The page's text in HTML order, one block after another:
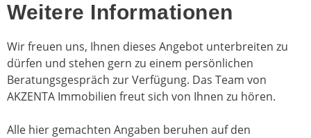
Weitere Informationen
Wir freuen uns, Ihnen dieses Angebot unterbreiten zu
dürfen und stehen gern zu einem persönlichen
Beratungsgespräch zur Verfügung. Das Team von
AKZENTA Immobilien freut sich von Ihnen zu hören.
Alle hier gemachten Angaben beruhen auf den